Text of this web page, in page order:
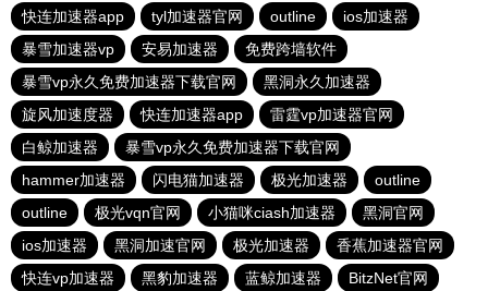
快连加速器app
tyl加速器官网 outline
ios加速器
暴雪加速器vp
安易加速器
免费跨墙软件
暴雪vp永久免费加速器下载官网
黑洞永久加速器
旋风加速度器
快连加速器app
雷霆vp加速器官网
白鲸加速器
暴雪vp永久免费加速器下载官网
hammer加速器
闪电猫加速器 极光加速器
outline
outline
极光vqn官网 小猫咪ciash加速器
黑洞官网
ios加速器
黑洞加速官网 极光加速器
香蕉加速器官网
快连vp加速器
黑豹加速器 蓝鲸加速器 BitzNet官网